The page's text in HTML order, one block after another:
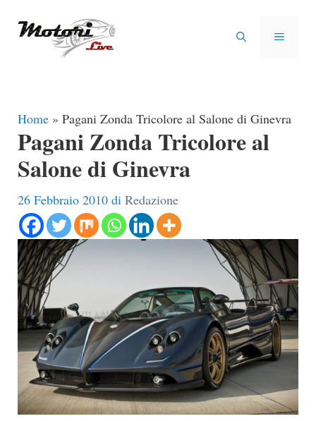
MENU
Home » Pagani Zonda Tricolore al Salone di Ginevra
Pagani Zonda Tricolore al
Salone di Ginevra
26 Febbraio 2010 di Redazione